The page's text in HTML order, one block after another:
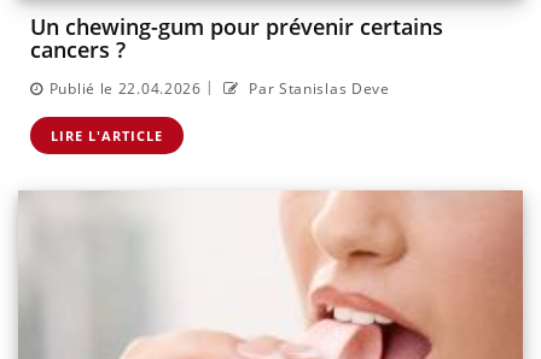
Un chewing-gum pour prévenir certains
cancers ?
Publié le 22.04.2026 | Par Stanislas Deve
LIRE L'ARTICLE